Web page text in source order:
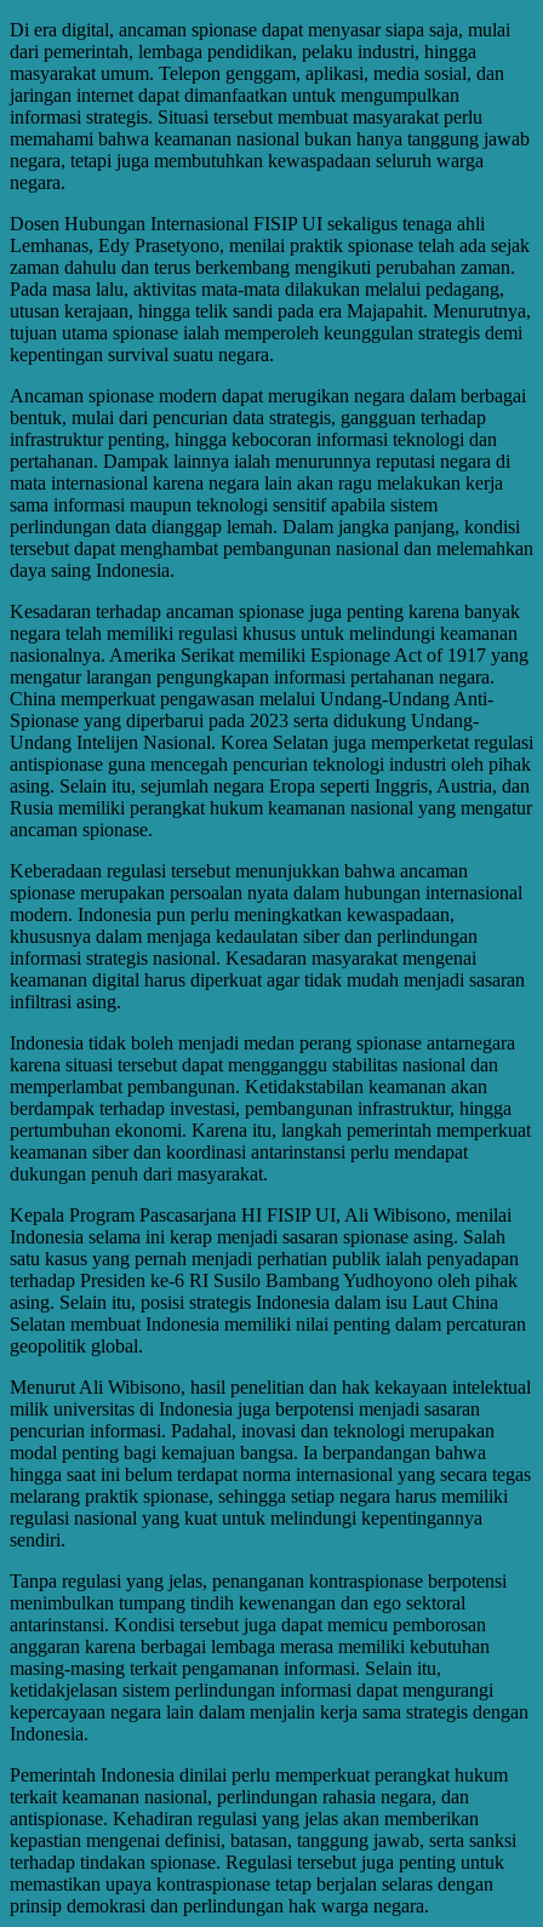
Di era digital, ancaman spionase dapat menyasar siapa saja, mulai
dari pemerintah, lembaga pendidikan, pelaku industri, hingga
masyarakat umum. Telepon genggam, aplikasi, media sosial, dan
jaringan internet dapat dimanfaatkan untuk mengumpulkan
informasi strategis. Situasi tersebut membuat masyarakat perlu
memahami bahwa keamanan nasional bukan hanya tanggung jawab
negara, tetapi juga membutuhkan kewaspadaan seluruh warga
negara.
Dosen Hubungan Internasional FISIP UI sekaligus tenaga ahli
Lemhanas, Edy Prasetyono, menilai praktik spionase telah ada sejak
zaman dahulu dan terus berkembang mengikuti perubahan zaman.
Pada masa lalu, aktivitas mata-mata dilakukan melalui pedagang,
utusan kerajaan, hingga telik sandi pada era Majapahit. Menurutnya,
tujuan utama spionase ialah memperoleh keunggulan strategis demi
kepentingan survival suatu negara.
Ancaman spionase modern dapat merugikan negara dalam berbagai
bentuk, mulai dari pencurian data strategis, gangguan terhadap
infrastruktur penting, hingga kebocoran informasi teknologi dan
pertahanan. Dampak lainnya ialah menurunnya reputasi negara di
mata internasional karena negara lain akan ragu melakukan kerja
sama informasi maupun teknologi sensitif apabila sistem
perlindungan data dianggap lemah. Dalam jangka panjang, kondisi
tersebut dapat menghambat pembangunan nasional dan melemahkan
daya saing Indonesia.
Kesadaran terhadap ancaman spionase juga penting karena banyak
negara telah memiliki regulasi khusus untuk melindungi keamanan
nasionalnya. Amerika Serikat memiliki Espionage Act of 1917 yang
mengatur larangan pengungkapan informasi pertahanan negara.
China memperkuat pengawasan melalui Undang-Undang Anti-
Spionase yang diperbarui pada 2023 serta didukung Undang-
Undang Intelijen Nasional. Korea Selatan juga memperketat regulasi
antispionase guna mencegah pencurian teknologi industri oleh pihak
asing. Selain itu, sejumlah negara Eropa seperti Inggris, Austria, dan
Rusia memiliki perangkat hukum keamanan nasional yang mengatur
ancaman spionase.
Keberadaan regulasi tersebut menunjukkan bahwa ancaman
spionase merupakan persoalan nyata dalam hubungan internasional
modern. Indonesia pun perlu meningkatkan kewaspadaan,
khususnya dalam menjaga kedaulatan siber dan perlindungan
informasi strategis nasional. Kesadaran masyarakat mengenai
keamanan digital harus diperkuat agar tidak mudah menjadi sasaran
infiltrasi asing.
Indonesia tidak boleh menjadi medan perang spionase antarnegara
karena situasi tersebut dapat mengganggu stabilitas nasional dan
memperlambat pembangunan. Ketidakstabilan keamanan akan
berdampak terhadap investasi, pembangunan infrastruktur, hingga
pertumbuhan ekonomi. Karena itu, langkah pemerintah memperkuat
keamanan siber dan koordinasi antarinstansi perlu mendapat
dukungan penuh dari masyarakat.
Kepala Program Pascasarjana HI FISIP UI, Ali Wibisono, menilai
Indonesia selama ini kerap menjadi sasaran spionase asing. Salah
satu kasus yang pernah menjadi perhatian publik ialah penyadapan
terhadap Presiden ke-6 RI Susilo Bambang Yudhoyono oleh pihak
asing. Selain itu, posisi strategis Indonesia dalam isu Laut China
Selatan membuat Indonesia memiliki nilai penting dalam percaturan
geopolitik global.
Menurut Ali Wibisono, hasil penelitian dan hak kekayaan intelektual
milik universitas di Indonesia juga berpotensi menjadi sasaran
pencurian informasi. Padahal, inovasi dan teknologi merupakan
modal penting bagi kemajuan bangsa. Ia berpandangan bahwa
hingga saat ini belum terdapat norma internasional yang secara tegas
melarang praktik spionase, sehingga setiap negara harus memiliki
regulasi nasional yang kuat untuk melindungi kepentingannya
sendiri.
Tanpa regulasi yang jelas, penanganan kontraspionase berpotensi
menimbulkan tumpang tindih kewenangan dan ego sektoral
antarinstansi. Kondisi tersebut juga dapat memicu pemborosan
anggaran karena berbagai lembaga merasa memiliki kebutuhan
masing-masing terkait pengamanan informasi. Selain itu,
ketidakjelasan sistem perlindungan informasi dapat mengurangi
kepercayaan negara lain dalam menjalin kerja sama strategis dengan
Indonesia.
Pemerintah Indonesia dinilai perlu memperkuat perangkat hukum
terkait keamanan nasional, perlindungan rahasia negara, dan
antispionase. Kehadiran regulasi yang jelas akan memberikan
kepastian mengenai definisi, batasan, tanggung jawab, serta sanksi
terhadap tindakan spionase. Regulasi tersebut juga penting untuk
memastikan upaya kontraspionase tetap berjalan selaras dengan
prinsip demokrasi dan perlindungan hak warga negara.